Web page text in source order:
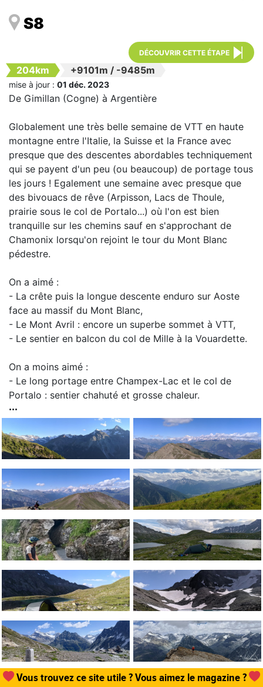
S8
DÉCOUVRIR CETTE ÉTAPE
204km +9101m / -9485m
mise à jour : 01 déc. 2023
De Gimillan (Cogne) à Argentière
Globalement une très belle semaine de VTT en haute
montagne entre l'Italie, la Suisse et la France avec
presque que des descentes abordables techniquement
qui se payent d'un peu (ou beaucoup) de portage tous
les jours ! Egalement une semaine avec presque que
des bivouacs de rêve (Arpisson, Lacs de Thoule,
prairie sous le col de Portalo...) où l'on est bien
tranquille sur les chemins sauf en s'approchant de
Chamonix lorsqu'on rejoint le tour du Mont Blanc
pédestre.
On a aimé :
- La crête puis la longue descente enduro sur Aoste
face au massif du Mont Blanc,
- Le Mont Avril : encore un superbe sommet à VTT,
- Le sentier en balcon du col de Mille à la Vouardette.
On a moins aimé :
- Le long portage entre Champex-Lac et le col de
Portalo : sentier chahuté et grosse chaleur.
Unabonnement, une commande de numéroet hop,
vous permettez que tout cela existe !